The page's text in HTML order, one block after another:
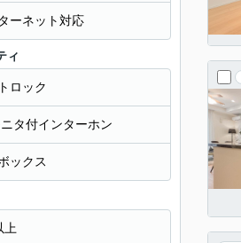
ーネット対応
ィ
ロック
タ付インターホン
ックス
上